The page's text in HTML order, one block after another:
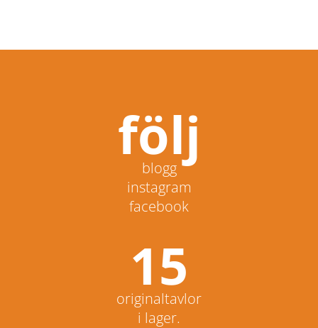
följ
blogg
instagram
facebook
15
originaltavlor
i lager.